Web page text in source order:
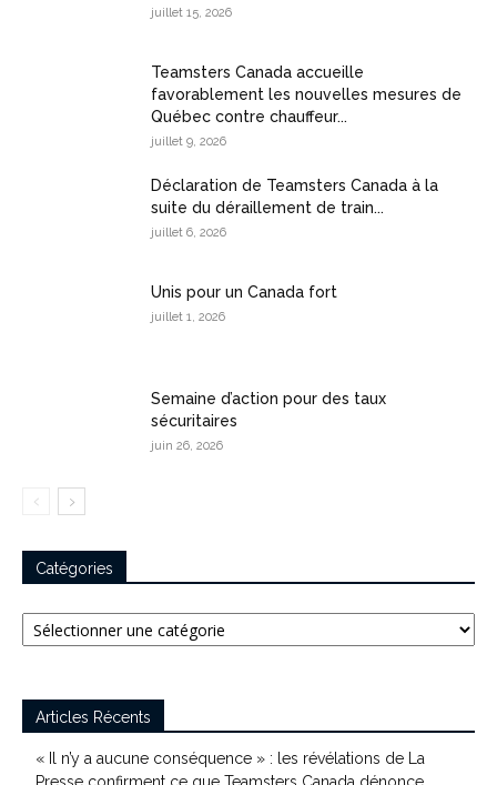
juillet 15, 2026
Teamsters Canada accueille
favorablement les nouvelles mesures de
Québec contre chauffeur...
juillet 9, 2026
Déclaration de Teamsters Canada à la
suite du déraillement de train...
juillet 6, 2026
Unis pour un Canada fort
juillet 1, 2026
Semaine d’action pour des taux
sécuritaires
juin 26, 2026
Catégories
Catégories
Articles Récents
« Il n’y a aucune conséquence » : les révélations de La